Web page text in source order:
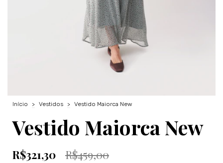
Início > Vestidos > Vestido Maiorca New
Vestido Maiorca New
R$321,30 R$459,00